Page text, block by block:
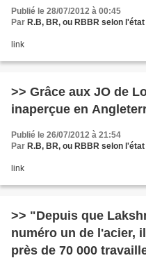
Publié le 28/07/2012 à 00:45
Par R.B, BR, ou RBBR selon
link
>> Grâce aux JO de
inaperçue en
Publié le 26/07/2012 à 21:54
Par R.B, BR, ou RBBR selon
link
>> "Depuis que
numéro un de l'acier,
près de 70 000